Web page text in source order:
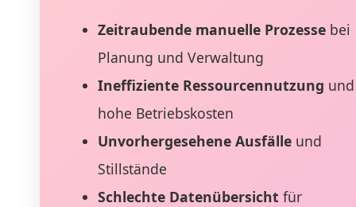
Zeitraubende manuelle Prozessebei
Planung und Verwaltung
Ineffiziente Ressourcennutzung und
hohe Betriebskosten
Unvorhergesehene Ausfälleund
Stillstände
Schlechte Datenübersicht für